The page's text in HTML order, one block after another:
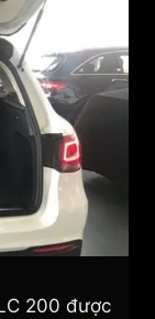
200 được